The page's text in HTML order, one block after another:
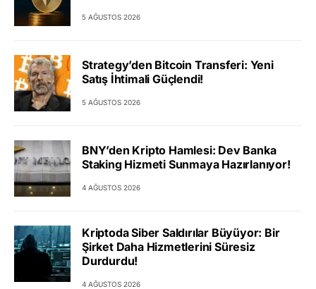
5 AĞUSTOS 2026
Strategy’den Bitcoin Transferi: Yeni
Satış İhtimali Güçlendi!
5 AĞUSTOS 2026
BNY’den Kripto Hamlesi: Dev Banka
Staking Hizmeti Sunmaya Hazırlanıyor!
4 AĞUSTOS 2026
Kriptoda Siber Saldırılar Büyüyor: Bir
Şirket Daha Hizmetlerini Süresiz
Durdurdu!
4 AĞUSTOS 2026